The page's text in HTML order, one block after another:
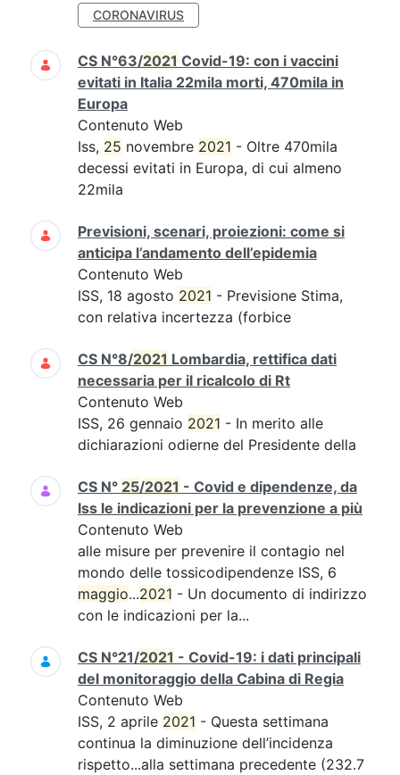
CORONAVIRUS
CS N°63/2021 Covid-19: con i vaccini
evitati in Italia 22mila morti, 470mila in
Europa
Contenuto Web
Iss, 25 novembre 2021 - Oltre 470mila
decessi evitati in Europa, di cui almeno
22mila
Previsioni, scenari, proiezioni: come si
anticipa l’andamento dell’epidemia
Contenuto Web
ISS, 18 agosto 2021 - Previsione Stima,
con relativa incertezza (forbice
CS N°8/2021 Lombardia, rettifica dati
necessaria per il ricalcolo di Rt
Contenuto Web
ISS, 26 gennaio 2021 - In merito alle
dichiarazioni odierne del Presidente della
CS N° 25/2021 - Covid e dipendenze, da
Iss le indicazioni per la prevenzione a più
Contenuto Web
alle misure per prevenire il contagio nel
mondo delle tossicodipendenze ISS, 6
maggio...2021 - Un documento di indirizzo
con le indicazioni per la...
CS N°21/2021 - Covid-19: i dati principali
del monitoraggio della Cabina di Regia
Contenuto Web
ISS, 2 aprile 2021 - Questa settimana
continua la diminuzione dell’incidenza
rispetto...alla settimana precedente (232.7